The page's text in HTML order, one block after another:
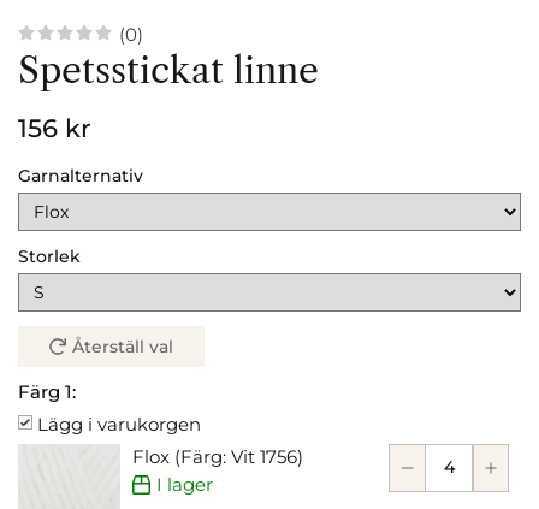
(0)
Spetsstickat linne
156 kr
Garnalternativ
Storlek
Återställ val
Färg 1:
Lägg i varukorgen
Flox (Färg: Vit 1756)
I lager